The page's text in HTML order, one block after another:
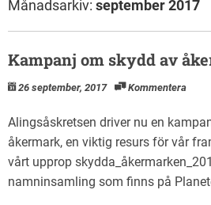
Månadsarkiv: september 2017
Kampanj om skydd av
26 september, 2017 Kommentera
Alingsåskretsen driver nu en
åkermark, en viktig resurs för vår
vårt upprop
namninsamling som finns på